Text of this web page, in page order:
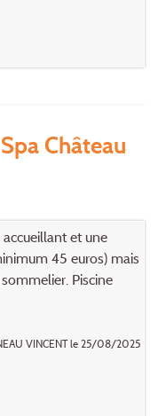
Château
et une
45 euros) mais
Piscine
VINCENT le 25/08/2025